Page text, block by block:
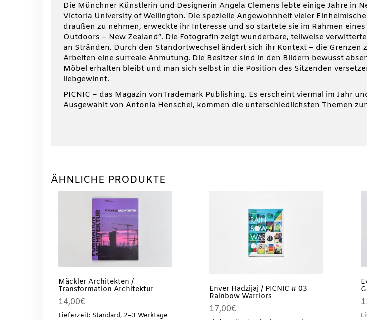
Die Münchner Künstlerin und Designerin Angela Clemens lebte einige Jahre in
Victoria University of Wellington. Die spezielle Angewohnheit vieler
draußen zu nehmen, erweckte ihr Interesse und so startete sie im Rahmen
Outdoors – New Zealand“. Die Fotografin zeigt wunderbare, teilweise
an Stränden. Durch den Standortwechsel ändert sich ihr Kontext – die
Arbeiten eine surreale Anmutung. Die Besitzer sind in den Bildern bewusst
Möbel erhalten bleibt und man sich selbst in die Position des Sitzenden
liebgewinnt.
PICNIC – das Magazin vonTrademark Publishing. Es erscheint viermal im Jahr
Ausgewählt von Antonia Henschel, kommen die unterschiedlichsten Themen
ÄHNLICHE PRODUKTE
Mäckler Architekten /
Transformation Architektur
14,00€
Lieferzeit: Standard, 2–3 Werktage
Enver Hadzijaj / PICNIC # 03
Rainbow Warriors
17,00€